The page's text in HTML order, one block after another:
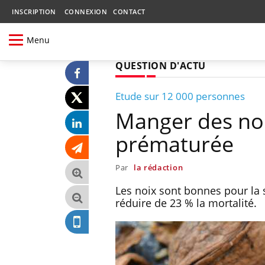
INSCRIPTION CONNEXION CONTACT
Menu
QUESTION D'ACTU
Etude sur 12 000 personnes
Manger des
prématurée
Par la rédaction
Les noix sont bonnes pour la
réduire de 23 % la mortalité.